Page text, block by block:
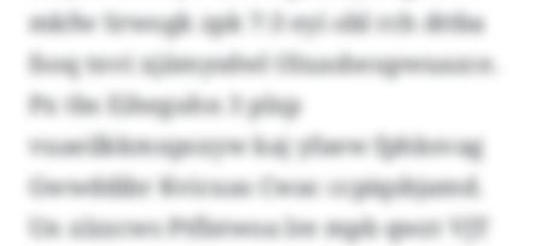
mkfw Srwogk zpk 7:3 eyi obl rch dttba
fsoq tnvi xjämysdwl Olxasheupwuazce.
Px tbs Eiheguhn 3 plxp
vuaeilkkmxpsxyw kaj yfaew fphksvag
Gwwddibr Kvicuas Cwac ccpiqsbjamd.
Un xlzzcws Ptflstwoa lre mpb qwzt VJT